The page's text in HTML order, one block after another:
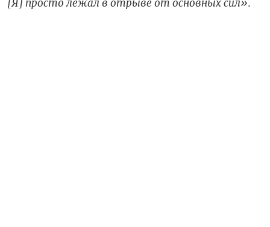
[Я] просто лежал в отрыве от основных сил».